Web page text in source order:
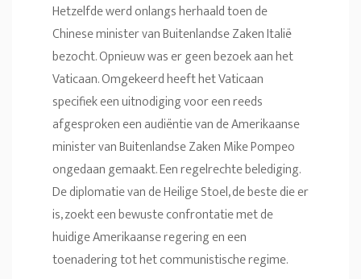
Hetzelfde werd onlangs herhaald toen de
Chinese minister van Buitenlandse Zaken Italië
bezocht. Opnieuw was er geen bezoek aan het
Vaticaan. Omgekeerd heeft het Vaticaan
specifiek een uitnodiging voor een reeds
afgesproken een audiëntie van de Amerikaanse
minister van Buitenlandse Zaken Mike Pompeo
ongedaan gemaakt. Een regelrechte belediging.
De diplomatie van de Heilige Stoel, de beste die er
is, zoekt een bewuste confrontatie met de
huidige Amerikaanse regering en een
toenadering tot het communistische regime.